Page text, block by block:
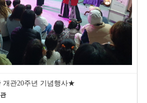
관20주년 기념행사★